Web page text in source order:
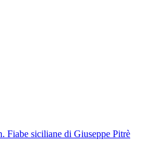
Fiabe siciliane di Giuseppe Pitrè